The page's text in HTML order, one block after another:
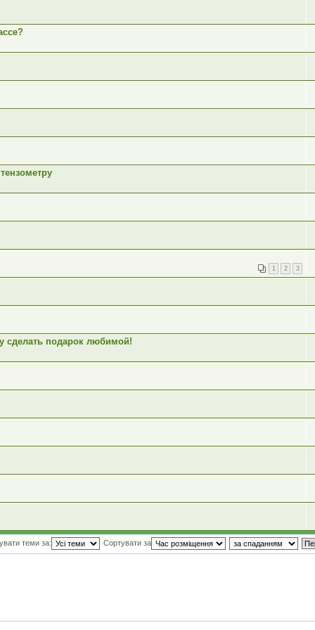
1 2 3
сделать подарок любимой!
теми за: Сортувати за